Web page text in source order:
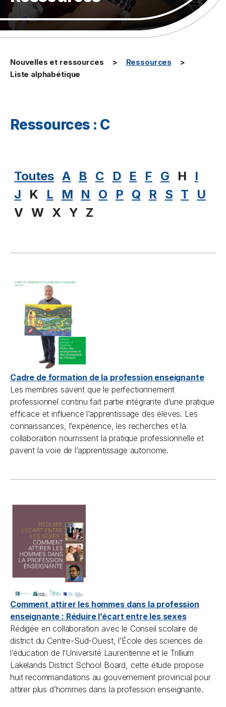
Nouvelles et ressources
Ressources
Liste alphabétique
Ressources : C
Toutes A B C D E F G H
I
J
K L M N O P Q R S T
U
V W X Y Z
Cadre de formation de la profession enseignante
Les membres savent que le perfectionnement
professionnel continu fait partie intégrante d’une pratique
efficace et influence l’apprentissage des élèves. Les
connaissances, l’expérience, les recherches et la
collaboration nourrissent la pratique professionnelle et
pavent la voie de l’apprentissage autonome.
Comment attirer les hommes dans la profession
enseignante : Réduire l’écart entre les sexes
Rédigée en collaboration avec le Conseil scolaire de
district du Centre-Sud-Ouest, l’École des sciences de
l’éducation de l’Université Laurentienne et le Trillium
Lakelands District School Board, cette étude propose
huit recommandations au gouvernement provincial pour
attirer plus d’hommes dans la profession enseignante.